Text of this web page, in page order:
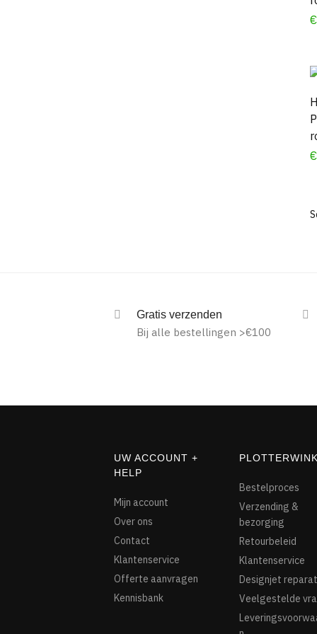
€
€
Gratis verzenden
Bij alle bestellingen >€100
UW ACCOUNT +
HELP
Mijn account
Over ons
Contact
Klantenservice
Offerte aanvragen
Kennisbank
Bestelproces
Verzending &
bezorging
Retourbeleid
Klantenservice
Designjet
Veelgestelde